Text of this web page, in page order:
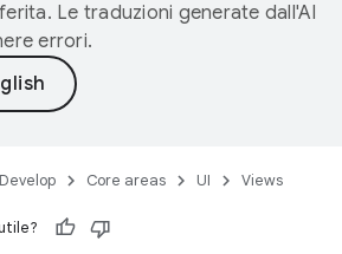
Le traduzioni generate dall'AI
errori.
Develop Core areas UI Views